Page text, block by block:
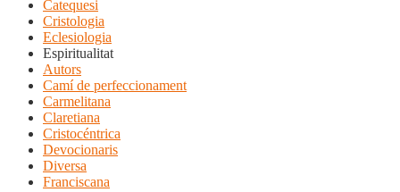
Catequesi
Cristologia
Eclesiologia
Espiritualitat
Autors
Camí de perfeccionament
Carmelitana
Claretiana
Cristocéntrica
Devocionaris
Diversa
Franciscana